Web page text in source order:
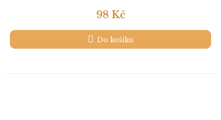
98 Kč
Do košíku